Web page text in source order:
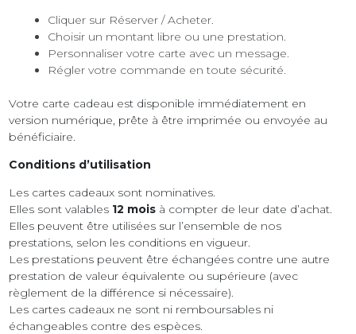
Cliquer sur Réserver / Acheter.
Choisir un montant libre ou une prestation.
Personnaliser votre carte avec un message.
Régler votre commande en toute sécurité.
Votre carte cadeau est disponible immédiatement en
version numérique, prête à être imprimée ou envoyée au
bénéficiaire.
Conditions d’utilisation
Les cartes cadeaux sont nominatives.
Elles sont valables 12 moisà compter de leur date d’achat.
Elles peuvent être utilisées sur l’ensemble de nos
prestations, selon les conditions en vigueur.
Les prestations peuvent être échangées contre une autre
prestation de valeur équivalente ou supérieure (avec
règlement de la différence si nécessaire).
Les cartes cadeaux ne sont ni remboursables ni
échangeables contre des espèces.